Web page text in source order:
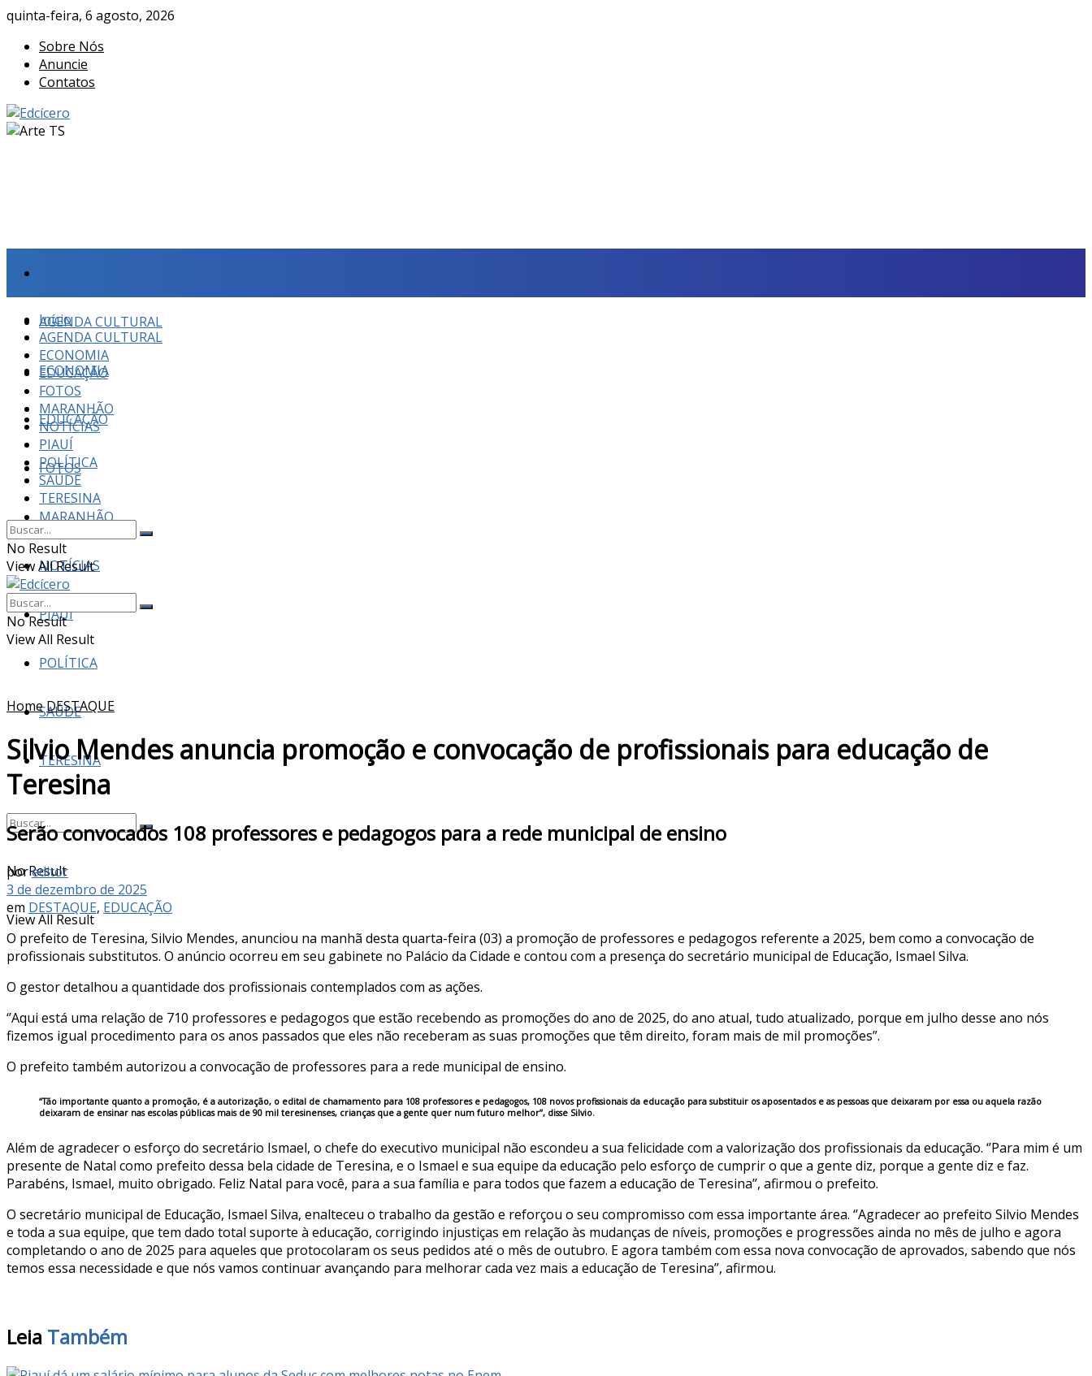
quinta-feira, 6 agosto, 2026
Sobre Nós
Anuncie
Contatos
AGENDA CULTURAL
ECONOMIA
EDUCAÇÃO
FOTOS
MARANHÃO
NOTÍCIAS
PIAUÍ
POLÍTICA
SAÚDE
TERESINA
No Result
View All Result
Início
AGENDA CULTURAL
ECONOMIA
EDUCAÇÃO
FOTOS
MARANHÃO
NOTÍCIAS
PIAUÍ
POLÍTICA
SAÚDE
TERESINA
No Result
View All Result
No Result
View All Result
Home DESTAQUE
Silvio Mendes anuncia promoção e convocação de profissionais para educação de
Teresina
Serão convocados 108 professores e pedagogos para a rede municipal de ensino
poreditor
3 de dezembro de 2025
em DESTAQUE, EDUCAÇÃO
O prefeito de Teresina, Silvio Mendes, anunciou na manhã desta quarta-feira (03) a promoção de professores e pedagogos referente a 2025, bem como a convocação de
profissionais substitutos. O anúncio ocorreu em seu gabinete no Palácio da Cidade e contou com a presença do secretário municipal de Educação, Ismael Silva.
O gestor detalhou a quantidade dos profissionais contemplados com as ações.
‘’Aqui está uma relação de 710 professores e pedagogos que estão recebendo as promoções do ano de 2025, do ano atual, tudo atualizado, porque em julho desse ano nós
fizemos igual procedimento para os anos passados que eles não receberam as suas promoções que têm direito, foram mais de mil promoções”.
O prefeito também autorizou a convocação de professores para a rede municipal de ensino.
“Tão importante quanto a promoção, é a autorização, o edital de chamamento para 108 professores e pedagogos, 108 novos profissionais da educação para substituir os aposentados e as pessoas que deixaram por essa ou aquela razão
deixaram de ensinar nas escolas públicas mais de 90 mil teresinenses, crianças que a gente quer num futuro melhor’’, disse Silvio.
Além de agradecer o esforço do secretário Ismael, o chefe do executivo municipal não escondeu a sua felicidade com a valorização dos profissionais da educação. ‘’Para mim é um
presente de Natal como prefeito dessa bela cidade de Teresina, e o Ismael e sua equipe da educação pelo esforço de cumprir o que a gente diz, porque a gente diz e faz.
Parabéns, Ismael, muito obrigado. Feliz Natal para você, para a sua família e para todos que fazem a educação de Teresina’’, afirmou o prefeito.
O secretário municipal de Educação, Ismael Silva, enalteceu o trabalho da gestão e reforçou o seu compromisso com essa importante área. ‘’Agradecer ao prefeito Silvio Mendes
e toda a sua equipe, que tem dado total suporte à educação, corrigindo injustiças em relação às mudanças de níveis, promoções e progressões ainda no mês de julho e agora
completando o ano de 2025 para aqueles que protocolaram os seus pedidos até o mês de outubro. E agora também com essa nova convocação de aprovados, sabendo que nós
temos essa necessidade e que nós vamos continuar avançando para melhorar cada vez mais a educação de Teresina’’, afirmou.
Leia Também